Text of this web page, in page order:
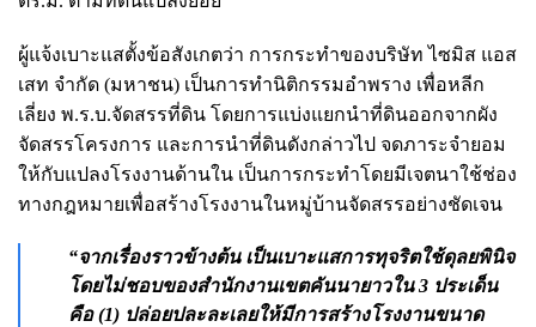
ผู้แจ้งเบาะแสตั้งข้อสังเกตว่า การกระทำของบริษัท ไซมิส แอส
เสท จำกัด (มหาชน) เป็นการทำนิติกรรมอำพราง เพื่อหลีก
เลี่ยง พ.ร.บ.จัดสรรที่ดิน โดยการแบ่งแยกนำที่ดินออกจากผัง
จัดสรรโครงการ และการนำที่ดินดังกล่าวไป จดภาระจำยอม
ให้กับแปลงโรงงานด้านใน เป็นการกระทำโดยมีเจตนาใช้ช่อง
ทางกฎหมายเพื่อสร้างโรงงานในหมู่บ้านจัดสรรอย่างชัดเจน
“จากเรื่องราวข้างต้น เป็นเบาะแสการทุจริตใช้ดุลยพินิจ
โดยไม่ชอบของสำนักงานเขตคันนายาวใน 3 ประเด็น
คือ (1) ปล่อยปละละเลยให้มีการสร้างโรงงานขนาด